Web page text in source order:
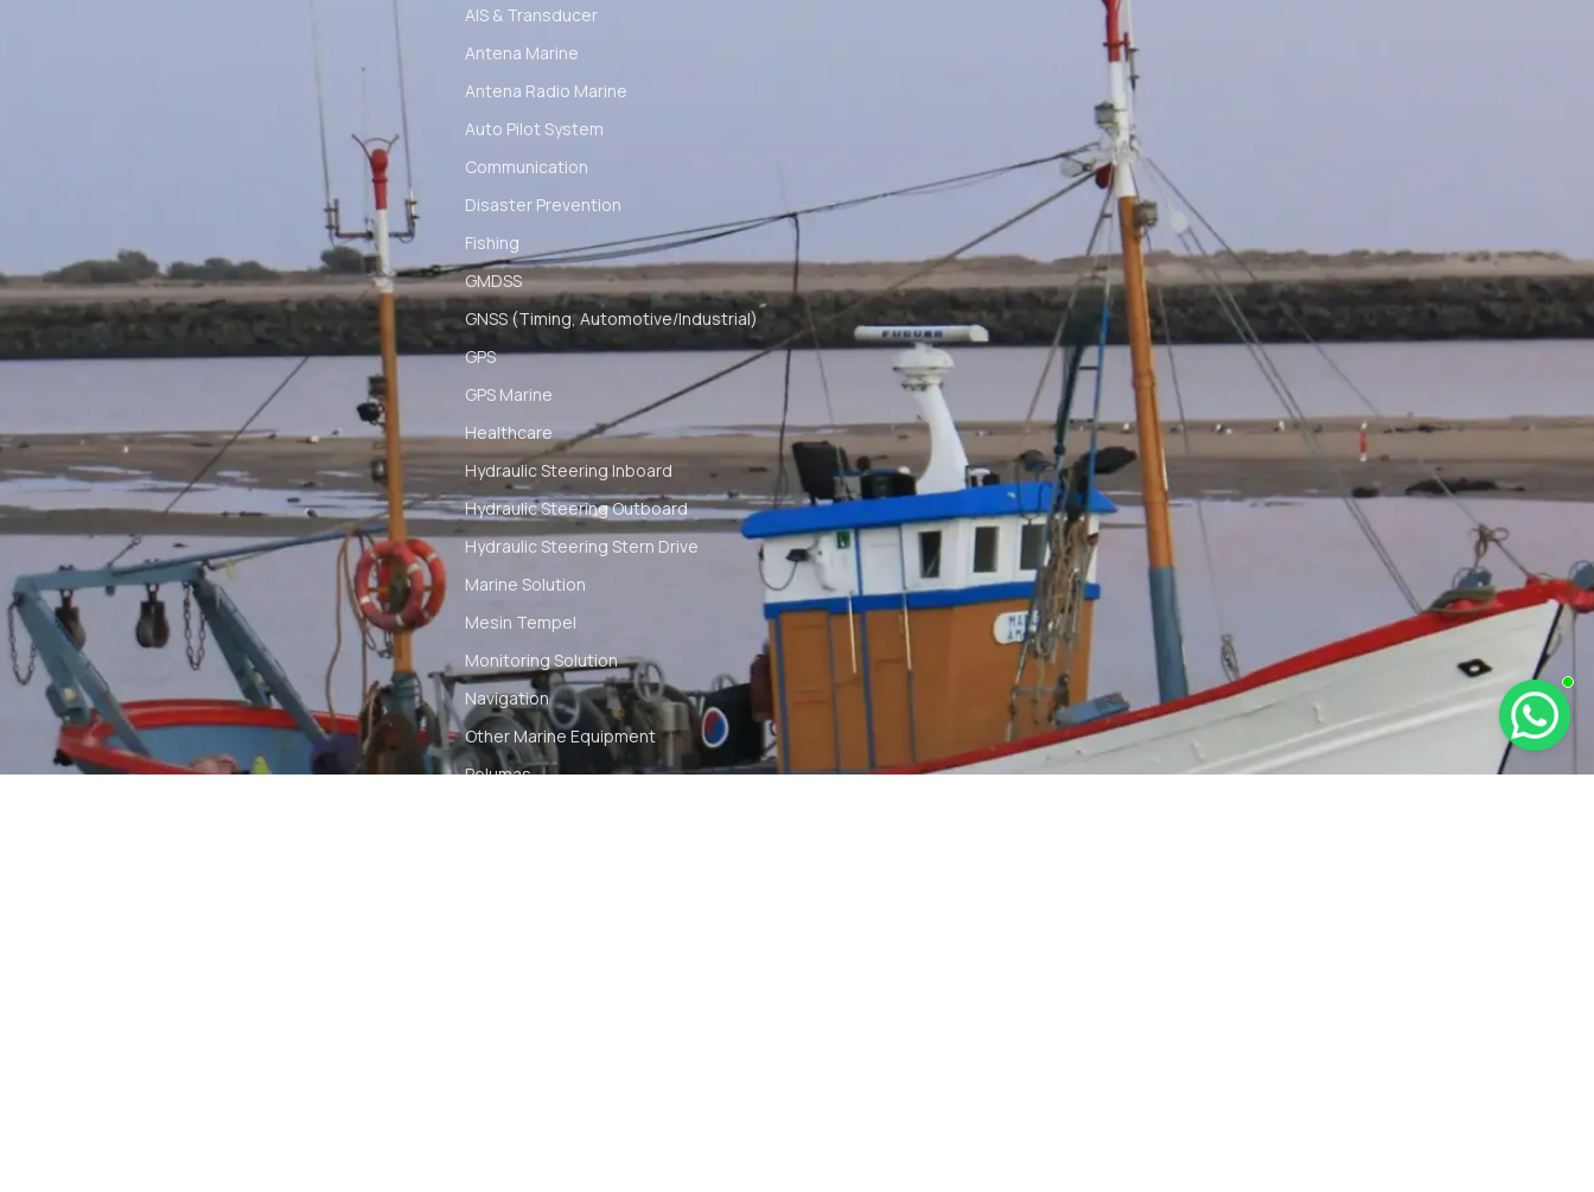
AIS & Transducer
Antena Marine
Antena Radio Marine
Auto Pilot System
Communication
Disaster Prevention
Fishing
GMDSS
GNSS (Timing, Automotive/Industrial)
GPS
GPS Marine
Healthcare
Hydraulic Steering Inboard
Hydraulic Steering Outboard
Hydraulic Steering Stern Drive
Marine Solution
Mesin Tempel
Monitoring Solution
Navigation
Other Marine Equipment
Pelumas